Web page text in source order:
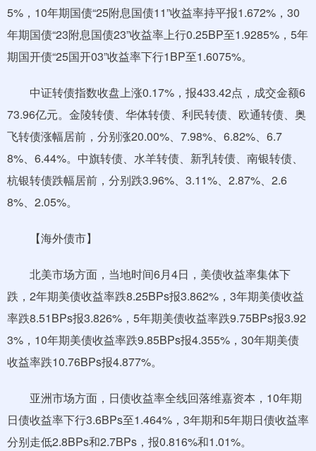
5%，10年期国债“25附息国债11”收益率持平报1.672%，30
年期国债“23附息国债23”收益率上行0.25BP至1.9285%，5年
期国开债“25国开03”收益率下行1BP至1.6075%。
中证转债指数收盘上涨0.17%，报433.42点，成交金额6
73.96亿元。金陵转债、华体转债、利民转债、欧通转债、奥
飞转债涨幅居前，分别涨20.00%、7.98%、6.82%、6.7
8%、6.44%。中旗转债、水羊转债、新乳转债、南银转债、
杭银转债跌幅居前，分别跌3.96%、3.11%、2.87%、2.6
8%、2.05%。
【海外债市】
北美市场方面，当地时间6月4日，美债收益率集体下
跌，2年期美债收益率跌8.25BPs报3.862%，3年期美债收益
率跌8.51BPs报3.826%，5年期美债收益率跌9.75BPs报3.92
3%，10年期美债收益率跌9.85BPs报4.355%，30年期美债
收益率跌10.76BPs报4.877%。
亚洲市场方面，日债收益率全线回落维嘉资本，10年期
日债收益率下行3.6BPs至1.464%，3年期和5年期日债收益率
分别走低2.8BPs和2.7BPs，报0.816%和1.01%。